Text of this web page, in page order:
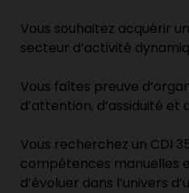
Vous souhaitez acquérir
secteur d’activité
Vous faîtes preuve
d’attention, d’assiduité et
Vous recherchez un CDI
compétences manuelles
d’évoluer dans l’univers